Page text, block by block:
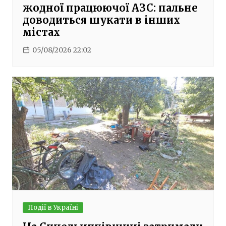
жодної працюючої АЗС: пальне
доводиться шукати в інших
містах
05/08/2026 22:02
Події в Україні